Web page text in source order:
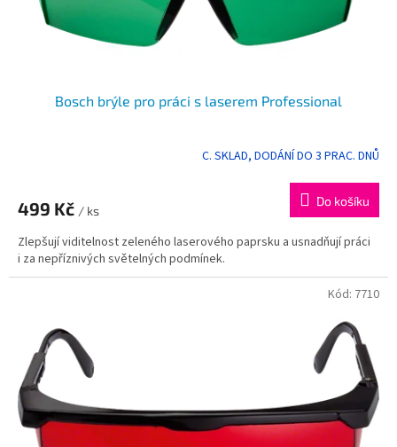
Bosch brýle pro práci s laserem Professional
C. SKLAD, DODÁNÍ DO 3 PRAC. DNŮ
499 Kč / ks
Do košíku
Zlepšují viditelnost zeleného laserového paprsku a usnadňují práci
i za nepříznivých světelných podmínek.
Kód: 7710